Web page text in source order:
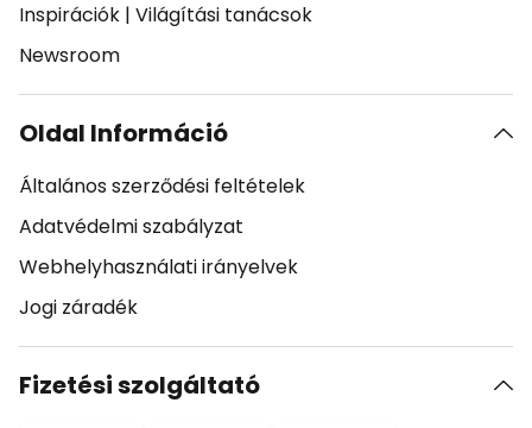
Inspirációk | Világítási tanácsok
Newsroom
Oldal Információ
Általános szerződési feltételek
Adatvédelmi szabályzat
Webhelyhasználati irányelvek
Jogi záradék
Fizetési szolgáltató